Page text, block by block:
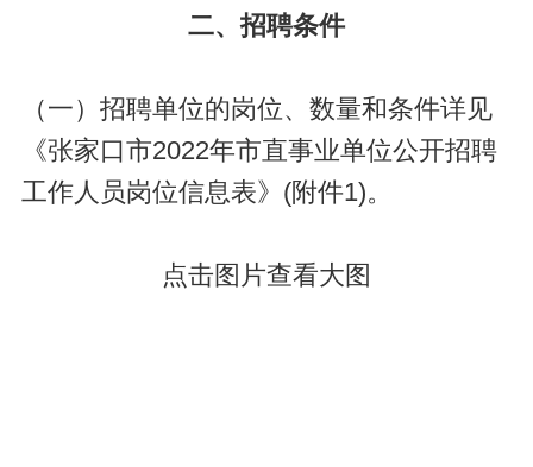
二、招聘条件
（一）招聘单位的岗位、数量和条件详见
《张家口市2022年市直事业单位公开招聘
工作人员岗位信息表》(附件1)。
点击图片查看大图